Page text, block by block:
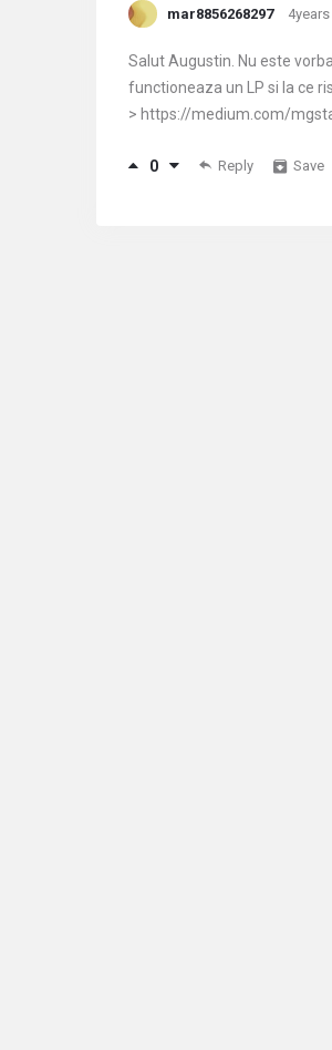
mar8856268297
Salut Augustin. Nu este
functioneaza un LP si la ce
> https://medium.com/
0 Reply Save